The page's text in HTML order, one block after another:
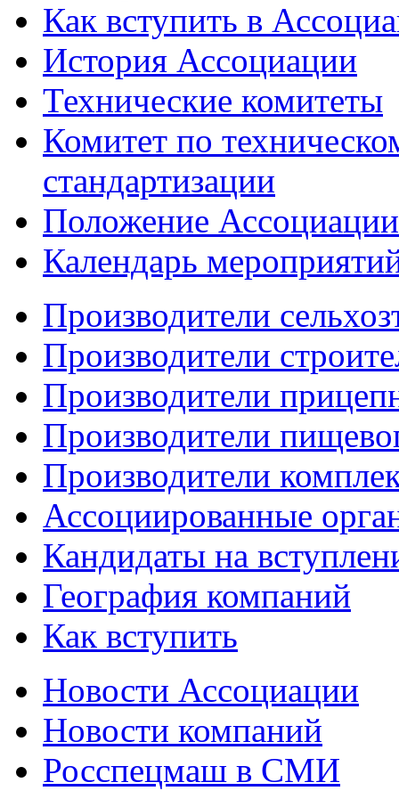
Как вступить в
История Ассоциации
Технические комитеты
Комитет по
стандартизации
Положение
Календарь
Производители
Производители
Производители
Производители
Производители
Ассоциированные
Кандидаты на
География компаний
Как вступить
Новости Ассоциации
Новости компаний
Росспецмаш в СМИ